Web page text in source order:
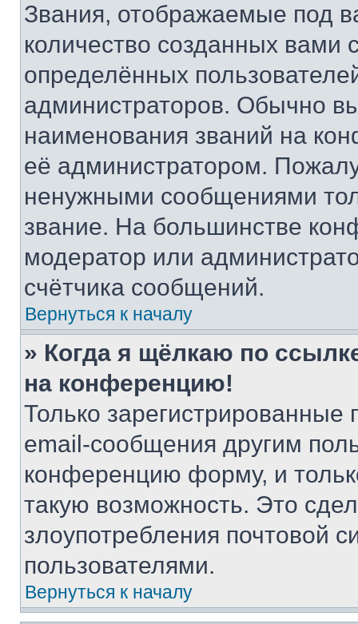
Звания, отображаемые под
количество созданных
определённых
администраторов. Обычно
наименования званий на
её администратором.
ненужными сообщениями
звание. На большинстве
модератор или
счётчика сообщений.
Вернуться к началу
» Когда я щёлкаю по
на конференцию!
Только зарегистрированные
email-сообщения другим
конференцию форму, и
такую возможность. Это
злоупотребления почтовой
пользователями.
Вернуться к началу